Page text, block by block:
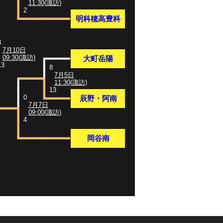
明科穂高豊科
大町岳陽
辰野・阿南
岡谷南
7月5日
11:30(諏訪)
8
13
11:30(諏訪)
2
7月7日
09:00(諏訪)
0
4
7月10日
09:30(諏訪)